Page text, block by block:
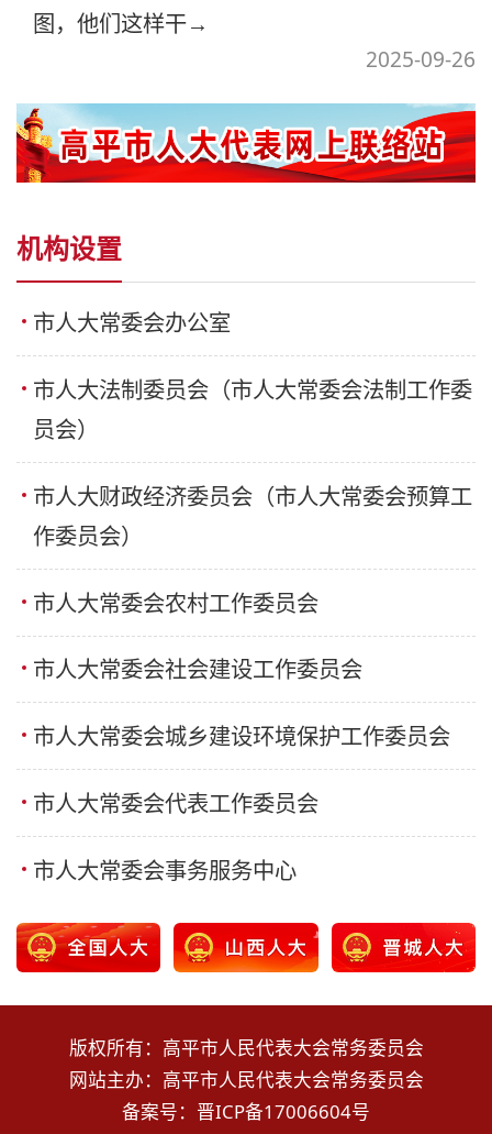
图，他们这样干→
2025-09-26
机构设置
市人大常委会办公室
市人大法制委员会（市人大常委会法制工作委
员会）
市人大财政经济委员会（市人大常委会预算工
作委员会）
市人大常委会农村工作委员会
市人大常委会社会建设工作委员会
市人大常委会城乡建设环境保护工作委员会
市人大常委会代表工作委员会
市人大常委会事务服务中心
版权所有：高平市人民代表大会常务委员会
网站主办：高平市人民代表大会常务委员会
备案号： 晋ICP备17006604号